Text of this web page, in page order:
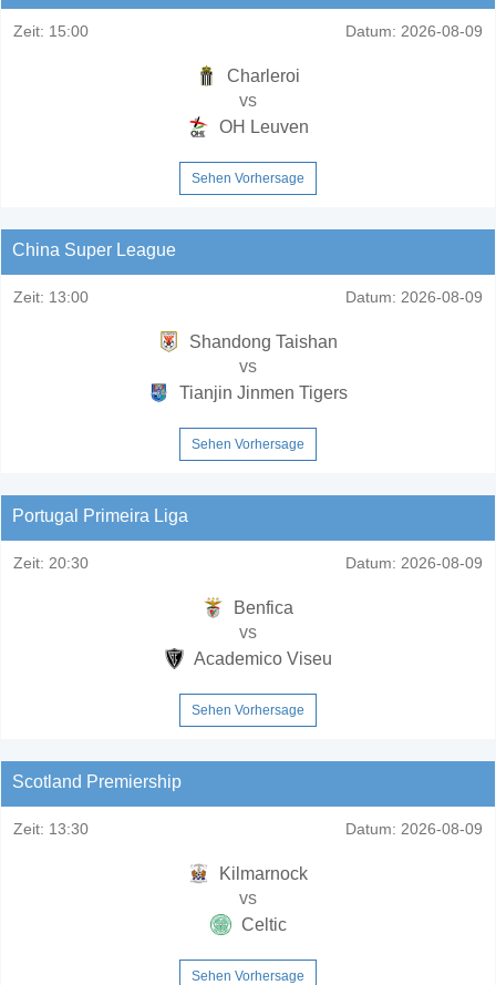
Zeit: 15:00 Datum: 2026-08-09
Charleroi
vs
OH Leuven
Sehen Vorhersage
China Super League
Zeit: 13:00 Datum: 2026-08-09
Shandong Taishan
vs
Tianjin Jinmen Tigers
Sehen Vorhersage
Portugal Primeira Liga
Zeit: 20:30 Datum: 2026-08-09
Benfica
vs
Academico Viseu
Sehen Vorhersage
Scotland Premiership
Zeit: 13:30 Datum: 2026-08-09
Kilmarnock
vs
Celtic
Sehen Vorhersage